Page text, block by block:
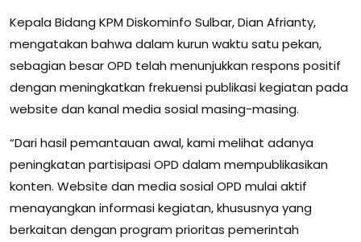
Kepala Bidang KPM Diskominfo Sulbar, Dian Afrianty,
mengatakan bahwa dalam kurun waktu satu pekan,
sebagian besar OPD telah menunjukkan respons positif
dengan meningkatkan frekuensi publikasi kegiatan pada
website dan kanal media sosial masing-masing.
“Dari hasil pemantauan awal, kami melihat adanya
peningkatan partisipasi OPD dalam mempublikasikan
konten. Website dan media sosial OPD mulai aktif
menayangkan informasi kegiatan, khususnya yang
berkaitan dengan program prioritas pemerintah